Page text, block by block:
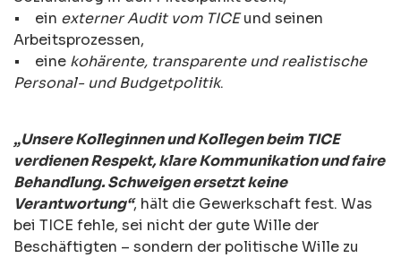
• ein externer Audit vom TICEund seinen
Arbeitsprozessen,
• eine kohärente, transparente und realistische
Personal- und Budgetpolitik.
„Unsere Kolleginnen und Kollegen beim TICE
verdienen Respekt, klare Kommunikation und faire
Behandlung. Schweigen ersetzt keine
Verantwortung“, hält die Gewerkschaft fest. Was
bei TICE fehle, sei nicht der gute Wille der
Beschäftigten – sondern der politische Wille zu